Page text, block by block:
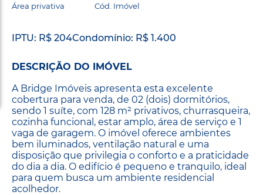
Área privativa Cód. Imóvel
IPTU: R$ 204Condomínio: R$ 1.400
DESCRIÇÃO DO IMÓVEL
A Bridge Imóveis apresenta esta excelente
cobertura para venda, de 02 (dois) dormitórios,
sendo 1 suíte, com 128 m² privativos, churrasqueira,
cozinha funcional, estar amplo, área de serviço e 1
vaga de garagem. O imóvel oferece ambientes
bem iluminados, ventilação natural e uma
disposição que privilegia o conforto e a praticidade
do dia a dia. O edifício é pequeno e tranquilo, ideal
para quem busca um ambiente residencial
acolhedor.